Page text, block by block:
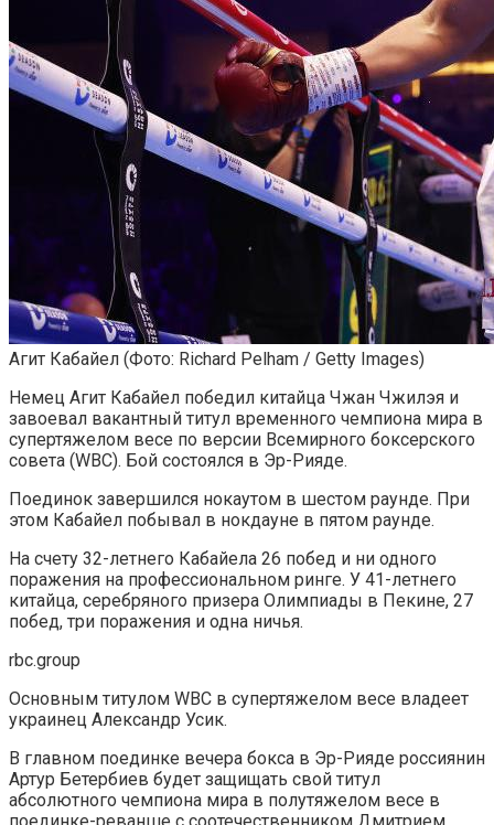
Агит Кабайел (Фото: Richard Pelham / Getty Images)
Немец Агит Кабайел победил китайца Чжан Чжилэя и
завоевал вакантный титул временного чемпиона мира в
супертяжелом весе по версии Всемирного боксерского
совета (WBC). Бой состоялся в Эр-Рияде.
Поединок завершился нокаутом в шестом раунде. При
этом Кабайел побывал в нокдауне в пятом раунде.
На счету 32-летнего Кабайела 26 побед и ни одного
поражения на профессиональном ринге. У 41-летнего
китайца, серебряного призера Олимпиады в Пекине, 27
побед, три поражения и одна ничья.
rbc.group
Основным титулом WBC в супертяжелом весе владеет
украинец Александр Усик.
В главном поединке вечера бокса в Эр-Рияде россиянин
Артур Бетербиев будет защищать свой титул
абсолютного чемпиона мира в полутяжелом весе в